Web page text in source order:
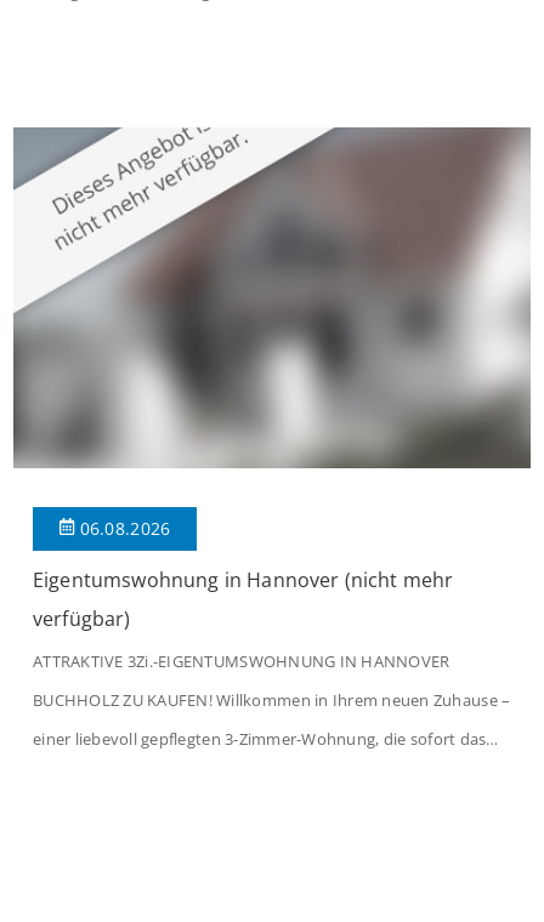
großzügige Räume und eine hochwertige Ausstattung, die
modernen Wohnkomfort mit einem stilvollen Ambiente
verbindet. Der […]
06.08.2026
Eigentumswohnung in Hannover (nicht mehr
verfügbar)
ATTRAKTIVE 3Zi.-EIGENTUMSWOHNUNG IN HANNOVER
BUCHHOLZ ZU KAUFEN! Willkommen in Ihrem neuen Zuhause –
einer liebevoll gepflegten 3-Zimmer-Wohnung, die sofort das